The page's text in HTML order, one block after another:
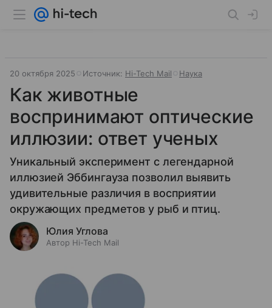
20 октября 2025 Источник: Hi-Tech Mail Наука
Как животные
воспринимают оптические
иллюзии: ответ ученых
Уникальный эксперимент с легендарной
иллюзией Эббингауза позволил выявить
удивительные различия в восприятии
окружающих предметов у рыб и птиц.
Юлия Углова
Автор Hi-Tech Mail